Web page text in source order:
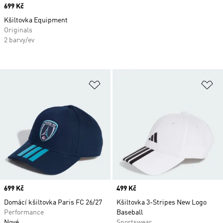
Price
699 Kč
Domácí kšiltovka Paris FC 26/27
Performance
Price
499 Kč
Kšiltovka 3-Stripes New Logo
Baseball
Price
699 Kč
Kšiltovka Equipment
Originals
2 barvy/ev